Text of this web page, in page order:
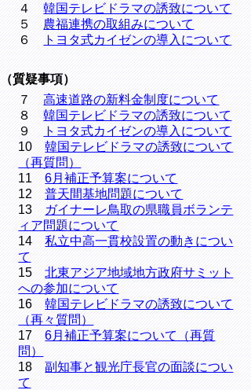
４韓国テレビドラマの誘致について
５ 農福連携の取組みについて
６
トヨタ式カイゼンの導入について
（質疑事項）
７高速道路の新料金制度について
８韓国テレビドラマの誘致について
９
トヨタ式カイゼンの導入について
10韓国テレビドラマの誘致について
（再質問）
116月補正予算案について
12普天間基地問題について
13 ガイナーレ鳥取の県職員ボランテ
ィア問題について
14私立中高一貫校設置の動きについ
て
15北東アジア地域地方政府サミット
への参加について
16韓国テレビドラマの誘致について
（再々質問）
176月補正予算案について（再質
問）
18副知事と観光庁長官の面談につい
て